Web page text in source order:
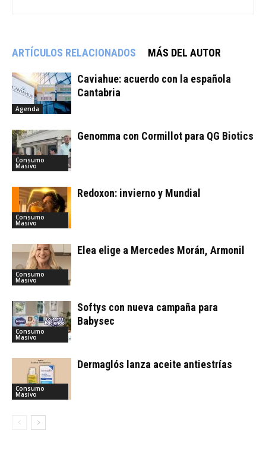
ARTÍCULOS RELACIONADOS MÁS DEL AUTOR
Agenda
Caviahue: acuerdo con la española
Cantabria
Consumo
Masivo
Genomma con Cormillot para QG Biotics
Consumo
Masivo
Redoxon: invierno y Mundial
Consumo
Masivo
Elea elige a Mercedes Morán, Armonil
Consumo
Masivo
Softys con nueva campaña para
Babysec
Consumo
Masivo
Dermaglós lanza aceite antiestrías